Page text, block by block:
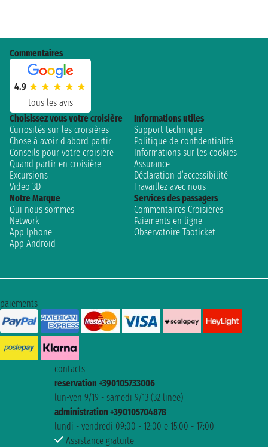
Commentaires
4.9
tous les avis
Choisissez vous votre croisière
Curiosités sur les croisières
Chose à avoir d’abord partir
Conseils pour votre croisière
Quand partir en croisière
Excursions
Video 3D
Informations utiles
Support technique
Politique de confidentialité
Informations sur les cookies
Assurance
Déclaration d’accessibilité
Travaillez avec nous
Notre Marque
Qui nous sommes
Network
App Iphone
App Android
Services des passagers
Commentaires Croisières
Paiements en ligne
Observatoire Taoticket
paiements
contacts
reservation +390105733006
lun-ven 9/19 - samedi 9/13 (32 linee)
administration +390105704878
lundi - vendredi 09:00 - 12:00 e 15:00 - 17:00
Assistance gratuite